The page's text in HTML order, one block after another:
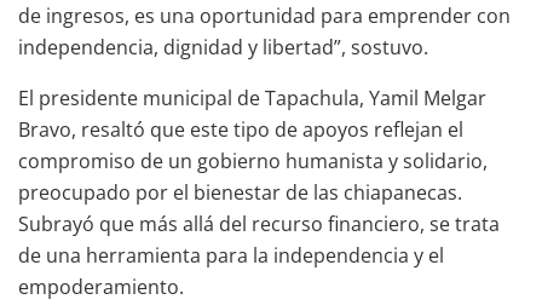
de ingresos, es una oportunidad para emprender con
independencia, dignidad y libertad”, sostuvo.
El presidente municipal de Tapachula, Yamil Melgar
Bravo, resaltó que este tipo de apoyos reflejan el
compromiso de un gobierno humanista y solidario,
preocupado por el bienestar de las chiapanecas.
Subrayó que más allá del recurso financiero, se trata
de una herramienta para la independencia y el
empoderamiento.